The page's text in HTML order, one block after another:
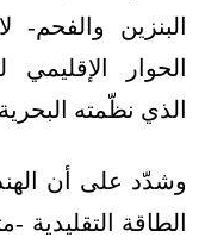
البنزين والفحم-
الحوار
الذي نظّمته
وشدّد على أن
الطاقة التقليدية